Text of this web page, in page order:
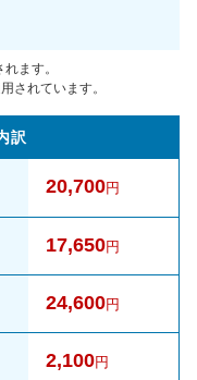
ます。
されています。
訳
20,700円
17,650円
24,600円
2,100円